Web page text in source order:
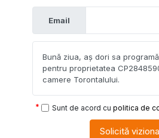
Email
Sunt de acord cu politica de
Solicită